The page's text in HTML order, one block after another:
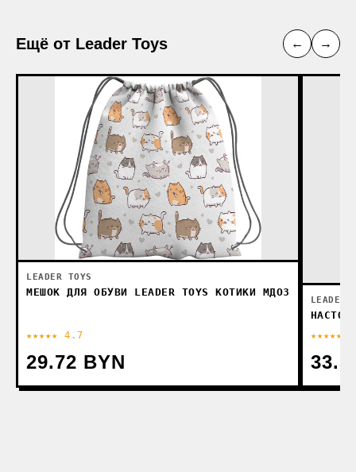
Ещё от Leader Toys ← →
LEADER TOYS
МЕШОК ДЛЯ ОБУВИ LEADER TOYS КОТИКИ МДО3
★★★★★ 4.7
29.72 BYN
LEADER
★★★★★